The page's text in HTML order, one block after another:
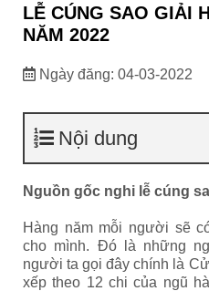
LỄ CÚNG SAO GIẢI
NĂM 2022
Ngày đăng: 04-03-2022
Nội dung
Nguồn gốc nghi lễ cúng
Hàng năm mỗi người sẽ
cho mình. Đó là những
người ta gọi đây chính là
xếp theo 12 chi của ngũ